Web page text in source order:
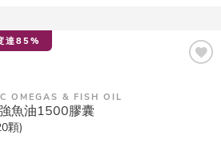
達85%
OMEGAS & FISH OIL
魚油1500膠囊
顆)